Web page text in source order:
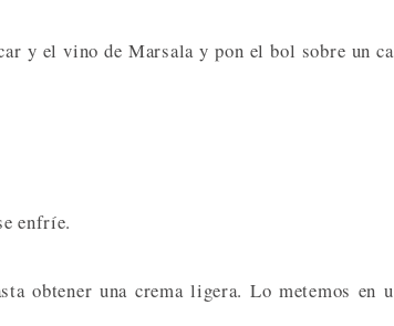
y el vino de Marsala y pon el bol sobre un
enfríe.
obtener una crema ligera. Lo metemos en